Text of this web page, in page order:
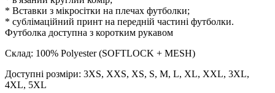
* Вставки з мікросітки на плечах футболки;
* сублімаційний принт на передній частині футболки.
Футболка доступна з коротким рукавом
Склад: 100% Polyester (SOFTLOCK + MESH)
Доступні розміри: 3XS, XXS, XS, S, M, L, XL, XXL, 3XL,
4XL, 5XL